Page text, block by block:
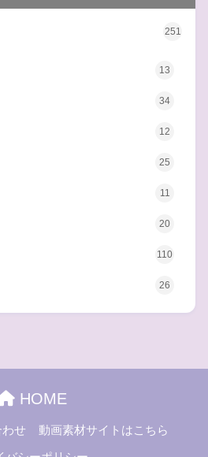
251
13
34
12
25
11
20
110
26
HOME
わせ 動画素材サイトはこちら